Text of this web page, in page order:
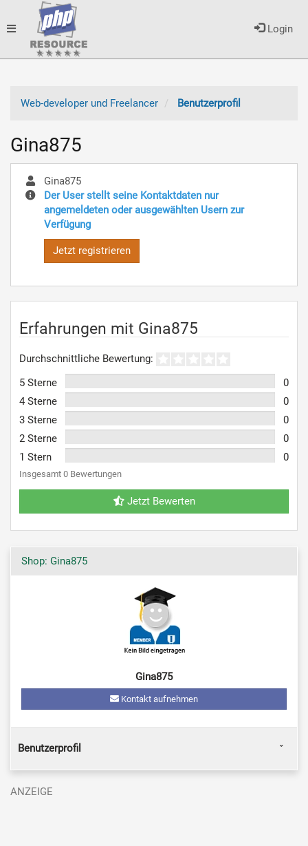
Login
Toggle
Web-developer und Freelancer
Benutzerprofil
Gina875
Gina875
Der User stellt seine Kontaktdaten nur
angemeldeten oder ausgewählten Usern zur
Verfügung
Jetzt registrieren
Erfahrungen mit Gina875
Durchschnittliche Bewertung:
5 Sterne
0
4 Sterne
0
3 Sterne
0
2 Sterne
0
1 Stern
0
Insgesamt 0 Bewertungen
Jetzt Bewerten
Shop: Gina875
Gina875
Kontakt aufnehmen
Benutzerprofil